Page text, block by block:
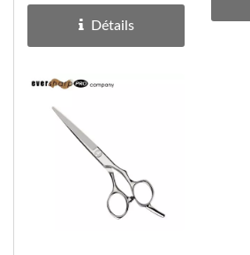
Détails